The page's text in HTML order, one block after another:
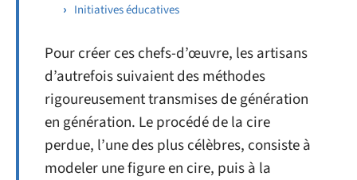
Initiatives éducatives
Pour créer ces chefs-d’œuvre, les artisans
d’autrefois suivaient des méthodes
rigoureusement transmises de génération
en génération. Le procédé de la cire
perdue, l’une des plus célèbres, consiste à
modeler une figure en cire, puis à la